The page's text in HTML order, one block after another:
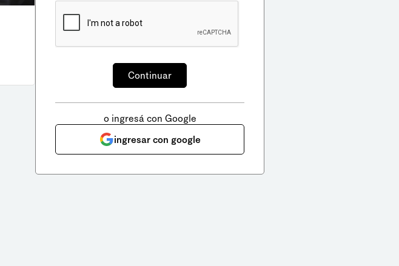
o ingresá con Google
ingresar con google